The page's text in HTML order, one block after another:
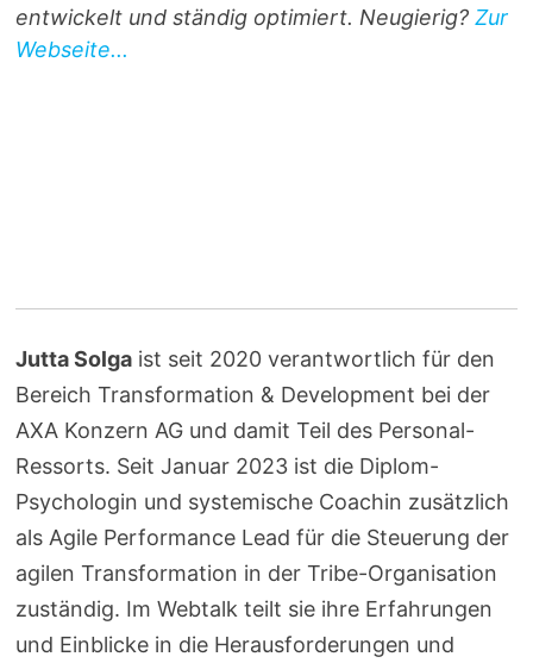
entwickelt und ständig optimiert. Neugierig?Zur
Webseite...
Jutta Solga ist seit 2020 verantwortlich für den
Bereich Transformation & Development bei der
AXA Konzern AG und damit Teil des Personal-
Ressorts. Seit Januar 2023 ist die Diplom-
Psychologin und systemische Coachin zusätzlich
als Agile Performance Lead für die Steuerung der
agilen Transformation in der Tribe-Organisation
zuständig. Im Webtalk teilt sie ihre Erfahrungen
und Einblicke in die Herausforderungen und